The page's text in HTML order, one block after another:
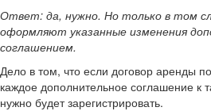
Ответ: да, нужно. Но только в том
оформляют указанные изменения
соглашением.
Дело в том, что если договор аренды
каждое дополнительное соглашение к
нужно будет зарегистрировать.